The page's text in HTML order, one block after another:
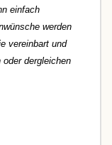
einfach
werden
vereinbart und
dergleichen